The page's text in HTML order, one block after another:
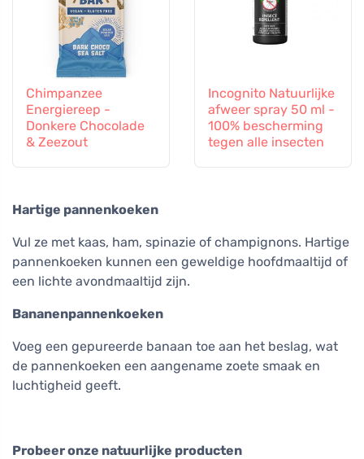
Chimpanzee
Energiereep -
Donkere Chocolade
& Zeezout
Incognito Natuurlijke
afweer spray 50 ml -
100% bescherming
tegen alle insecten
Hartige pannenkoeken
Vul ze met kaas, ham, spinazie of champignons. Hartige
pannenkoeken kunnen een geweldige hoofdmaaltijd of
een lichte avondmaaltijd zijn.
Bananenpannenkoeken
Voeg een gepureerde banaan toe aan het beslag, wat
de pannenkoeken een aangename zoete smaak en
luchtigheid geeft.
Probeer onze natuurlijke producten